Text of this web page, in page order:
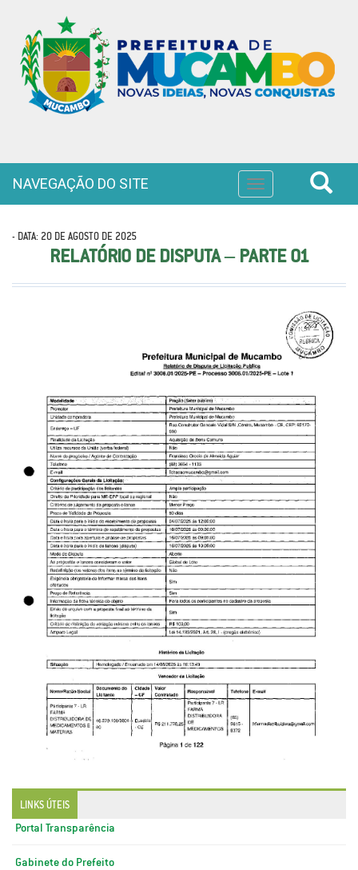
Toggle
navigation
NAVEGAÇÃO DO SITE
- DATA: 20 DE AGOSTO DE 2025
RELATÓRIO DE DISPUTA – PARTE 01
LINKS ÚTEIS
Portal Transparência
Gabinete do Prefeito